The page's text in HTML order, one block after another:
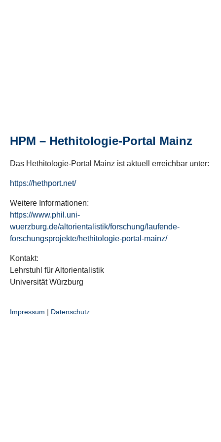
HPM – Hethitologie-Portal Mainz
Das Hethitologie-Portal Mainz ist aktuell erreichbar unter:
https://hethport.net/
Weitere Informationen:
https://www.phil.uni-
wuerzburg.de/altorientalistik/forschung/laufende-
forschungsprojekte/hethitologie-portal-mainz/
Kontakt:
Lehrstuhl für Altorientalistik
Universität Würzburg
Impressum | Datenschutz